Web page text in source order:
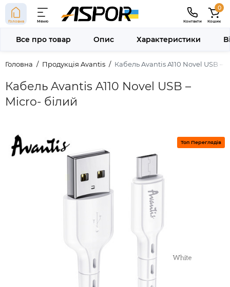
Головна Меню Контакти
0
Кошик
Головна Продукція Avantis Кабель Avantis A110 Novel USB –
Кабель Avantis A110 Novel USB –
Micro- білий
Все про товар Опис Характеристики
Топ Переглядів